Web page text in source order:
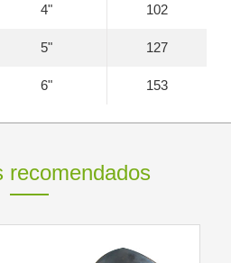
4" 102
5" 127
6" 153
recomendados